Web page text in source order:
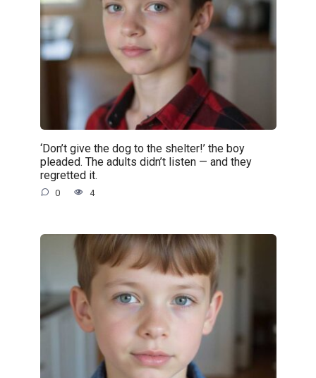
‘Don’t give the dog to the shelter!’ the boy
pleaded. The adults didn’t listen — and they
regretted it.
0 4